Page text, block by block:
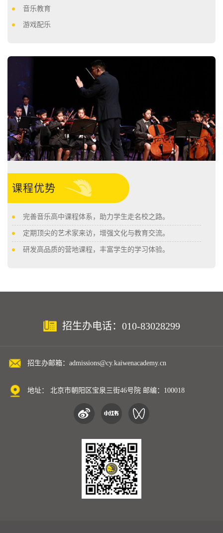
音乐教育
游戏配乐
课程优势
完善音乐高中课程体系，助力学生走名校之路。
定期顶尖的艺术家来访，增强文化与教育交流。
研发高品质的营地课程，丰富学生的学习体验。
招生办电话：010-83028299
招生办邮箱：admissions@cy.kaiwenacademy.cn
地址： 北京市朝阳区宝泉三街46号院 邮编：100018